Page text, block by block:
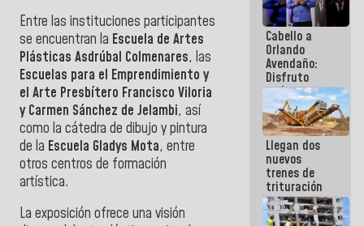
Entre las instituciones participantes
se encuentran la Escuela de Artes
Plásticas Asdrúbal Colmenares, las
Escuelas para el Emprendimiento y
el Arte Presbítero Francisco Viloria
y Carmen Sánchez de Jelambi, así
como la cátedra de dibujo y pintura
de la Escuela Gladys Mota, entre
otros centros de formación
artística.
La exposición ofrece una visión
Cabello a
Orlando
Avendaño:
Disfruto
cada vez
que escribes
porque lo
que haces
es
embarrarla
Llegan dos
nuevos
trenes de
trituración
para
optimizar